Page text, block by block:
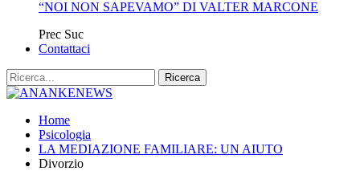
“NOI NON SAPEVAMO” DI VALTER MARCONE
Prec Suc
Contattaci
Home
Psicologia
LA MEDIAZIONE FAMILIARE: UN AIUTO
Divorzio